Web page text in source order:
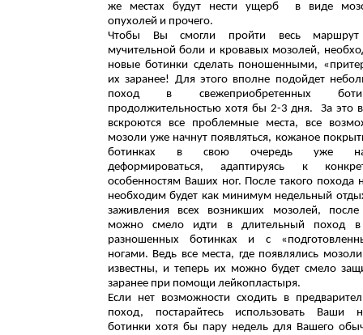
же местах будут нести ущерб в виде
опухолей и прочего.
Чтобы Вы смогли пройти весь
мучительной боли и кровавых мозолей,
новые ботинки сделать поношенными,
их заранее! Для этого вполне подойдет
поход в свежеприобретенных
продолжительностью хотя бы 2-3 дня. За это
вскроются все проблемные места, все
мозоли уже начнут появляться, кожаное
ботинках в свою очередь уже
деформироваться, адаптируясь к
особенностям Ваших ног. После такого похода
необходим будет как минимум недельный
заживления всех возникших мозолей, после
можно смело идти в длительный поход
разношенных ботинках и с
ногами. Ведь все места, где появлялись
известны, и теперь их можно будет смело
заранее при помощи лейкопластыря.
Если нет возможности сходить в
поход, постарайтесь использовать Ваши
ботинки хотя бы пару недель для Вашего